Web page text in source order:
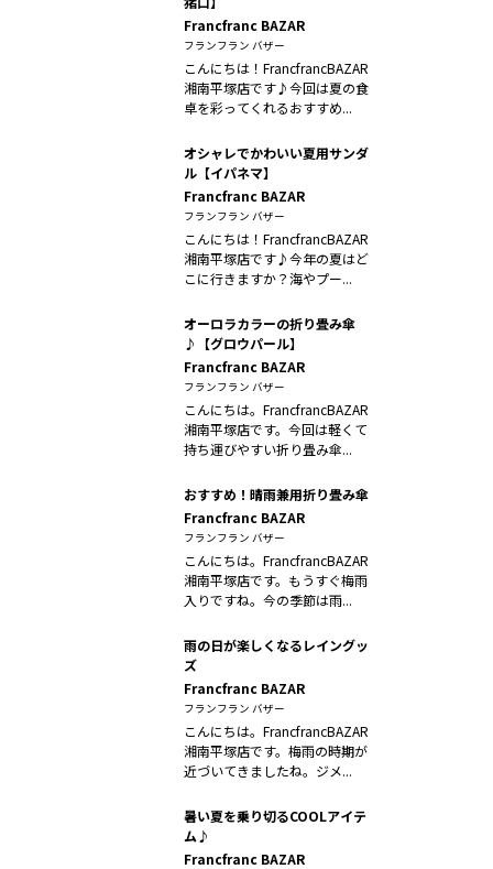
Francfranc BAZAR
フランフラン バザー
こんにちは！FrancfrancBAZAR
湘南平塚店です♪今回は夏の食
卓を彩ってくれるおすすめ...
オシャレでかわいい夏用サンダ
ル【イパネマ】
Francfranc BAZAR
フランフラン バザー
こんにちは！FrancfrancBAZAR
湘南平塚店です♪今年の夏はど
こに行きますか？海やプー...
オーロラカラーの折り畳み傘
♪【グロウパール】
Francfranc BAZAR
フランフラン バザー
こんにちは。FrancfrancBAZAR
湘南平塚店です。今回は軽くて
持ち運びやすい折り畳み傘...
おすすめ！晴雨兼用折り畳み傘
Francfranc BAZAR
フランフラン バザー
こんにちは。FrancfrancBAZAR
湘南平塚店です。もうすぐ梅雨
入りですね。今の季節は雨...
雨の日が楽しくなるレイングッ
ズ
Francfranc BAZAR
フランフラン バザー
こんにちは。FrancfrancBAZAR
湘南平塚店です。梅雨の時期が
近づいてきましたね。ジメ...
暑い夏を乗り切るCOOLアイテ
ム♪
Francfranc BAZAR